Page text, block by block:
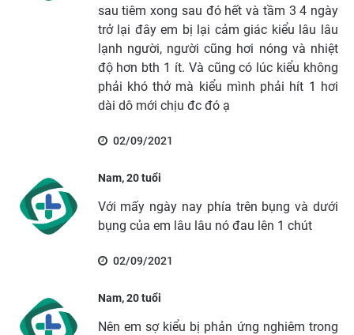
sau tiêm xong sau đó hết và tầm 3 4 ngày
trở lại đây em bị lại cảm giác kiểu lâu lâu
lạnh người, người cũng hơi nóng và nhiệt
độ hơn bth 1 ít. Và cũng có lúc kiểu không
phải khó thở mà kiểu mình phải hít 1 hơi
dài dô mới chịu đc đó ạ
02/09/2021
Nam, 20 tuổi
Với mấy ngày nay phía trên bụng và dưới
bụng của em lâu lâu nó đau lên 1 chút
02/09/2021
Nam, 20 tuổi
Nên em sợ kiểu bị phản ứng nghiêm trong